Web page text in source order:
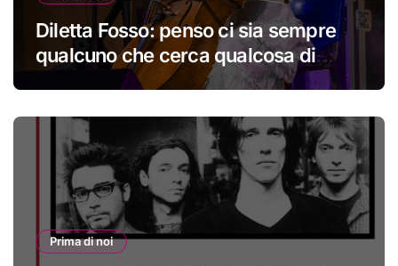
Diletta Fosso: penso ci sia sempre
qualcuno che cerca qualcosa di
Prima di noi